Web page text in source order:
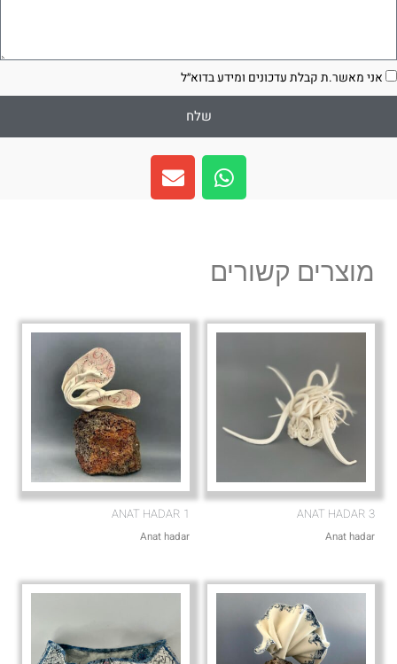
אני מאשר.ת קבלת עדכונים ומידע בדוא״ל
שלח
W
h
a
a
p
E
n
v
e
מוצרים קשורים
ANAT HADAR 3
Anat hadar
ANAT HADAR 1
Anat hadar